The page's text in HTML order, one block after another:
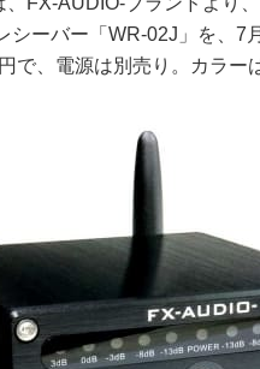
シーバー「WR-02J」を、7
で、電源は別売り。カラー